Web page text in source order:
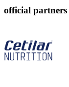
official partners